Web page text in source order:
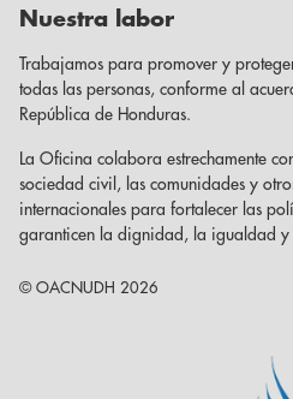
Nuestra labor
Trabajamos para promover y
todas las personas, conforme al
República de Honduras.
La Oficina colabora estrechamente
sociedad civil, las comunidades y
internacionales para fortalecer las
garanticen la dignidad, la igualdad y
© OACNUDH 2026